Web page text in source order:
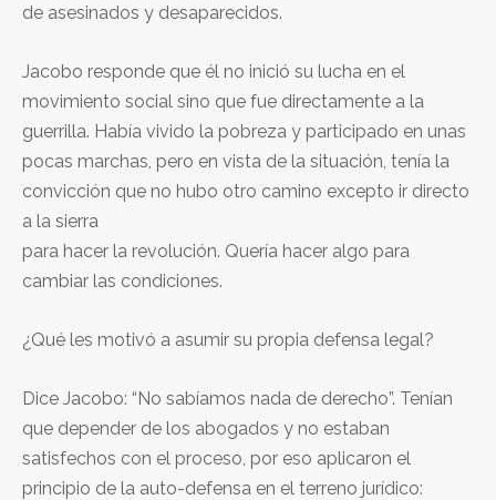
de asesinados y desaparecidos.
Jacobo responde que él no inició su lucha en el
movimiento social sino que fue directamente a la
guerrilla. Había vivido la pobreza y participado en unas
pocas marchas, pero en vista de la situación, tenía la
convicción que no hubo otro camino excepto ir directo
a la sierra
para hacer la revolución. Quería hacer algo para
cambiar las condiciones.
¿Qué les motivó a asumir su propia defensa legal?
Dice Jacobo: “No sabíamos nada de derecho”. Tenían
que depender de los abogados y no estaban
satisfechos con el proceso, por eso aplicaron el
principio de la auto-defensa en el terreno jurídico: